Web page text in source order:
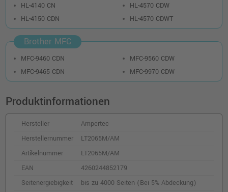
HL-4140 CN
HL-4150 CDN
HL-4570 CDW
HL-4570 CDWT
Brother MFC
MFC-9460 CDN
MFC-9465 CDN
MFC-9560 CDW
MFC-9970 CDW
Produktinformationen
Hersteller
Ampertec
Herstellernummer
LT2065M/AM
Artikelnummer
LT2065M/AM
EAN
4260244852179
Seitenergiebigkeit
bis zu 4000 Seiten (Bei 5% Abdeckung)